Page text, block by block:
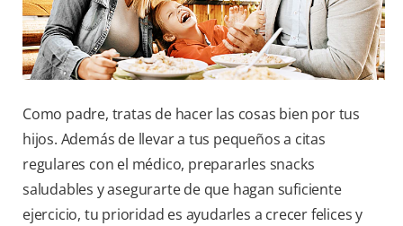
SUSCRÍBETE
Como padre, tratas de hacer las cosas bien por tus
hijos. Además de llevar a tus pequeños a citas
regulares con el médico, prepararles snacks
saludables y asegurarte de que hagan suficiente
ejercicio, tu prioridad es ayudarles a crecer felices y